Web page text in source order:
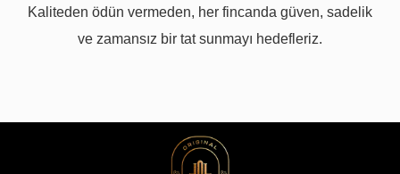
Kaliteden ödün vermeden, her fincanda güven, sadelik
ve zamansız bir tat sunmayı hedefleriz.